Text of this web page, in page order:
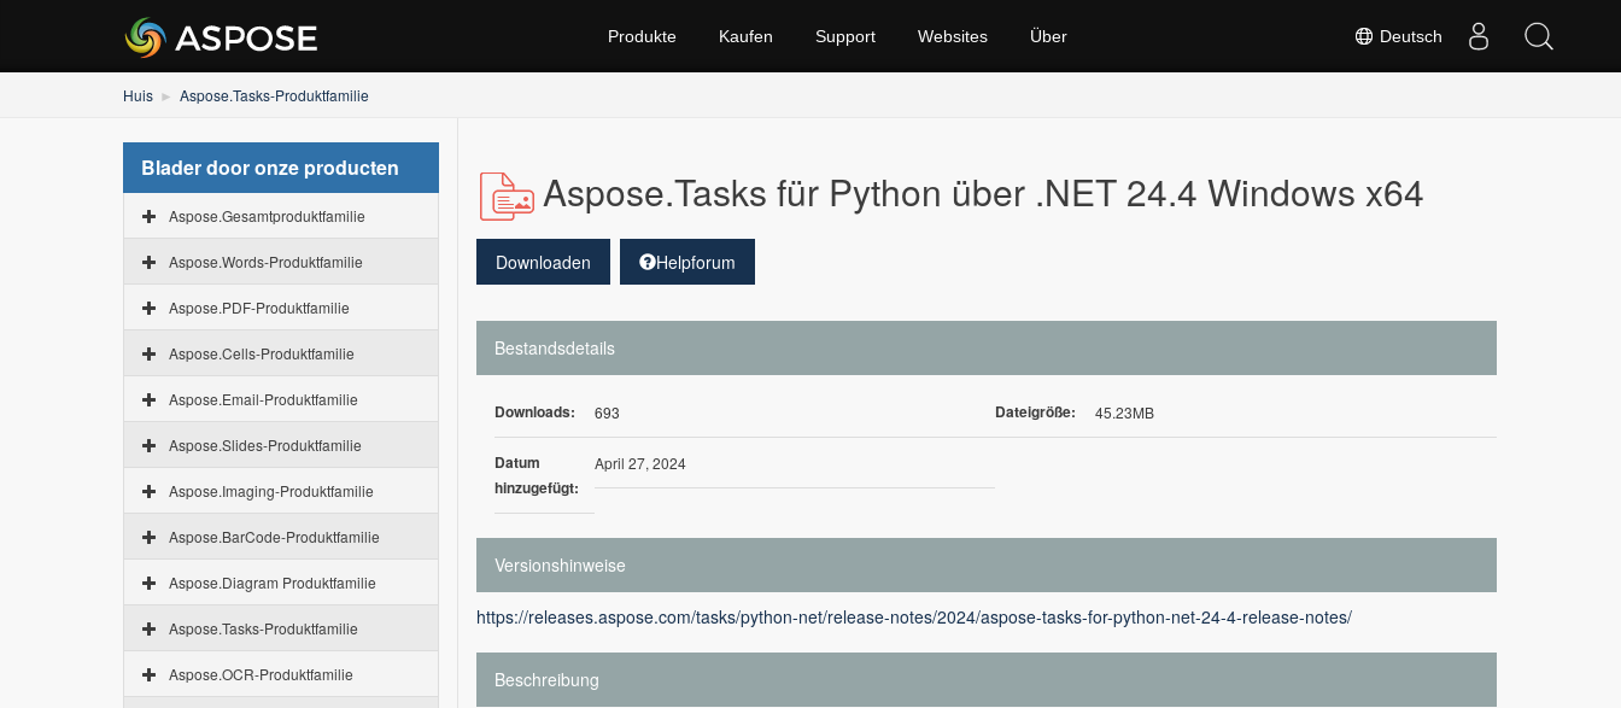
Deutsch
Produkte Kaufen Support Websites Über
Huis Aspose.Tasks-Produktfamilie
Blader door onze producten
Aspose.Gesamtproduktfamilie
Aspose.Words-Produktfamilie
Aspose.PDF-Produktfamilie
Aspose.Cells-Produktfamilie
Aspose.Email-Produktfamilie
Aspose.Slides-Produktfamilie
Aspose.Imaging-Produktfamilie
Aspose.BarCode-Produktfamilie
Aspose.Diagram Produktfamilie
Aspose.Tasks-Produktfamilie
Aspose.OCR-Produktfamilie
Aspose.Tasks für Python über .NET 24.4 Windows x64
Downloaden Helpforum
Bestandsdetails
Downloads: 693 Dateigröße: 45.23MB
Datum
hinzugefügt:
April 27, 2024
Versionshinweise
https://releases.aspose.com/tasks/python-net/release-notes/2024/aspose-tasks-for-python-net-24-4-release-notes/
Beschreibung